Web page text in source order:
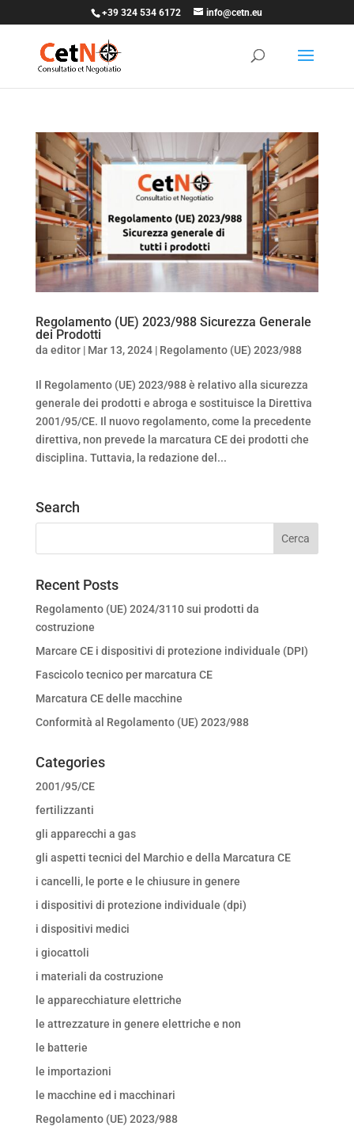
+39 324 534 6172 info@cetn.eu
Regolamento (UE) 2023/988 Sicurezza Generale
dei Prodotti
da editor| Mar 13, 2024| Regolamento (UE) 2023/988
Il Regolamento (UE) 2023/988 è relativo alla sicurezza
generale dei prodotti e abroga e sostituisce la Direttiva
2001/95/CE. Il nuovo regolamento, come la precedente
direttiva, non prevede la marcatura CE dei prodotti che
disciplina. Tuttavia, la redazione del...
Search
Recent Posts
Regolamento (UE) 2024/3110 sui prodotti da
costruzione
Marcare CE i dispositivi di protezione individuale (DPI)
Fascicolo tecnico per marcatura CE
Marcatura CE delle macchine
Conformità al Regolamento (UE) 2023/988
Categories
2001/95/CE
fertilizzanti
gli apparecchi a gas
gli aspetti tecnici del Marchio e della Marcatura CE
i cancelli, le porte e le chiusure in genere
i dispositivi di protezione individuale (dpi)
i dispositivi medici
i giocattoli
i materiali da costruzione
le apparecchiature elettriche
le attrezzature in genere elettriche e non
le batterie
le importazioni
le macchine ed i macchinari
Regolamento (UE) 2023/988